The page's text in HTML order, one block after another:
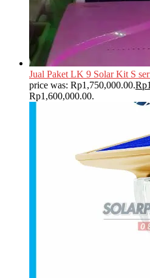
Jual Paket LK 9 Solar Kit S
price was: Rp1,750,000.00.Rp
Rp1,600,000.00.